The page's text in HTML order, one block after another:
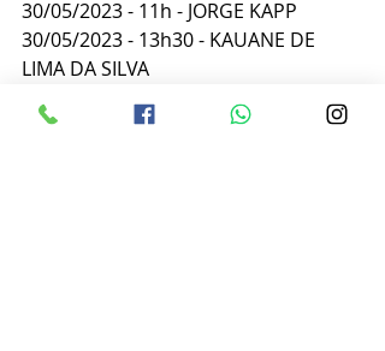
30/05/2023 - 11h - JORGE KAPP
30/05/2023 - 13h30 - KAUANE DE
LIMA DA SILVA
30/05/2023 - 13h30 - JOSE GILBRAS
RAMOS